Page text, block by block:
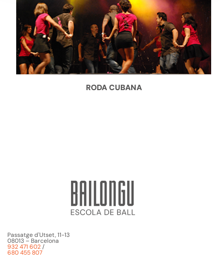
RODA CUBANA
Passatge d'Utset, 11-13
08013 – Barcelona
932 471 602/
680 455 807